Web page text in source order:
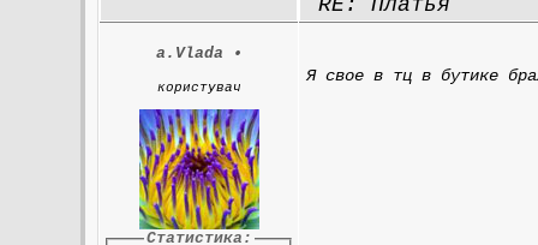
RE: Платья
a.Vlada •
користувач
Статистика:
Я свое в тц в бутике